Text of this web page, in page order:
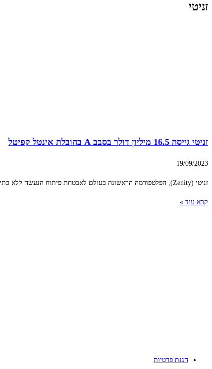
זניטי
זניטי גייסה 16.5 מיליון דולר בסבב A בהובלת אינטל קפיטל
19/09/2023
זניטי (Zenity), הפלטפורמה הראשונה בעולם לאבטחת פיתוח הנעשה ללא כתיבת קוד במערכות לואו קוד/ נו קוד (Low-Code/No-Code, ממשק ויזואלי שלא דורש כתיבת קוד אלא מבוסס
קרא עוד »
הגנת פרטיות